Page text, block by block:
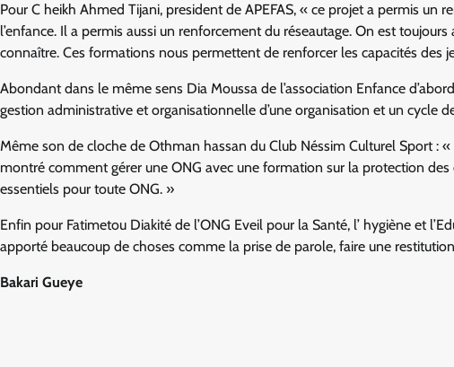
Pour C heikh Ahmed Tijani, president de APEFAS, « ce projet a permis
l’enfance. Il a permis aussi un renforcement du réseautage. On est
connaître. Ces formations nous permettent de renforcer les capacités des
Abondant dans le même sens Dia Moussa de l’association Enfance
gestion administrative et organisationnelle d’une organisation et un cycle
Même son de cloche de Othman hassan du Club Néssim Culturel Sport :
montré comment gérer une ONG avec une formation sur la protection
essentiels pour toute ONG. »
Enfin pour Fatimetou Diakité de l’ONG Eveil pour la Santé, l’ hygiène et
apporté beaucoup de choses comme la prise de parole, faire une
Bakari Gueye